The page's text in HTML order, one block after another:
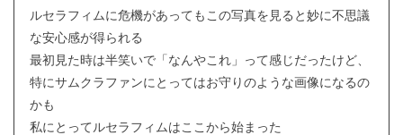
ルセラフィムに危機があってもこの写真を見ると妙に不思議
な安心感が得られる
最初見た時は半笑いで「なんやこれ」って感じだったけど、
特にサムクラファンにとってはお守りのような画像になるの
かも
私にとってルセラフィムはここから始まった